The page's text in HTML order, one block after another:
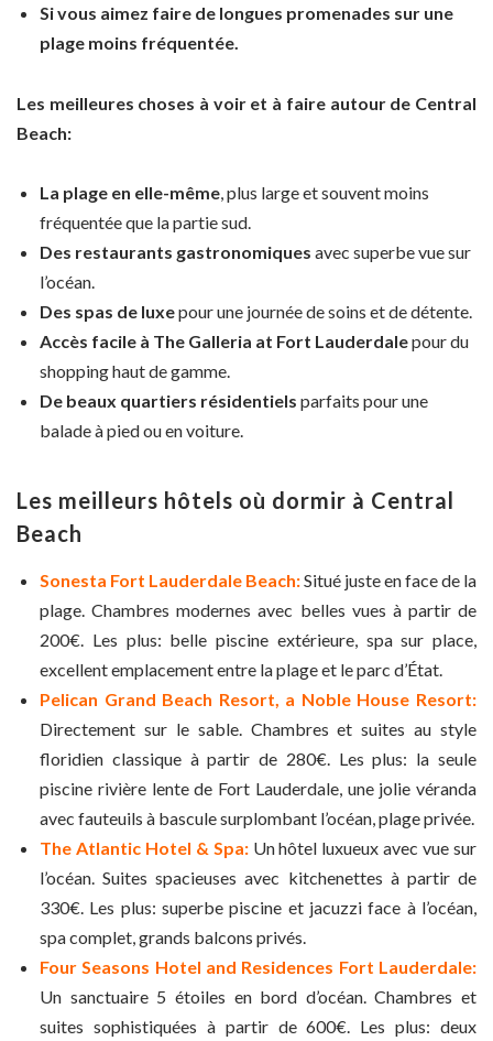
Si vous aimez faire de longues promenades sur une
plage moins fréquentée.
Les meilleures choses à voir et à faire autour de Central
Beach:
La plage en elle-même, plus large et souvent moins
fréquentée que la partie sud.
Des restaurants gastronomiques avec superbe vue sur
l’océan.
Des spas de luxepour une journée de soins et de détente.
Accès facile à The Galleria at Fort Lauderdalepour du
shopping haut de gamme.
De beaux quartiers résidentiels parfaits pour une
balade à pied ou en voiture.
Les meilleurs hôtels où dormir à Central
Beach
Sonesta Fort Lauderdale Beach:Situé juste en face de la
plage. Chambres modernes avec belles vues à partir de
200€. Les plus: belle piscine extérieure, spa sur place,
excellent emplacement entre la plage et le parc d’État.
Pelican Grand Beach Resort, a Noble House Resort:
Directement sur le sable. Chambres et suites au style
floridien classique à partir de 280€. Les plus: la seule
piscine rivière lente de Fort Lauderdale, une jolie véranda
avec fauteuils à bascule surplombant l’océan, plage privée.
The Atlantic Hotel & Spa:Un hôtel luxueux avec vue sur
l’océan. Suites spacieuses avec kitchenettes à partir de
330€. Les plus: superbe piscine et jacuzzi face à l’océan,
spa complet, grands balcons privés.
Four Seasons Hotel and Residences Fort Lauderdale:
Un sanctuaire 5 étoiles en bord d’océan. Chambres et
suites sophistiquées à partir de 600€. Les plus: deux